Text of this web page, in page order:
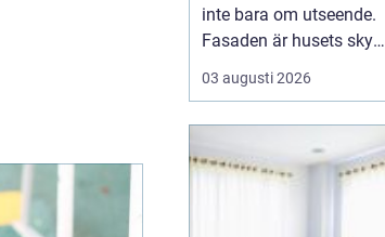
inte bara om utseende.
Fasaden är husets skydd
mot regn, vind, avgaser
och påväxt som alger
och påväxt får fäste
börjar materialen slitas
03 augusti 2026